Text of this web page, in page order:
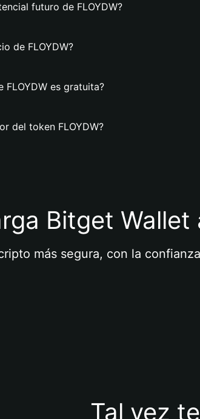
futuro de FLOYDW?
de FLOYDW?
FLOYDW es gratuita?
del token FLOYDW?
Bitget Wallet
más segura, con la
Tal vez